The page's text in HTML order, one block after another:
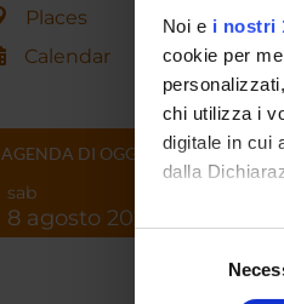
Noi e i nostri
cookie per
chi utilizza i
digitale in cui
dalla
Con il tuo
Selezione
Places
Calendar
AGENDA DI OGGI
sab
8 agosto 2026